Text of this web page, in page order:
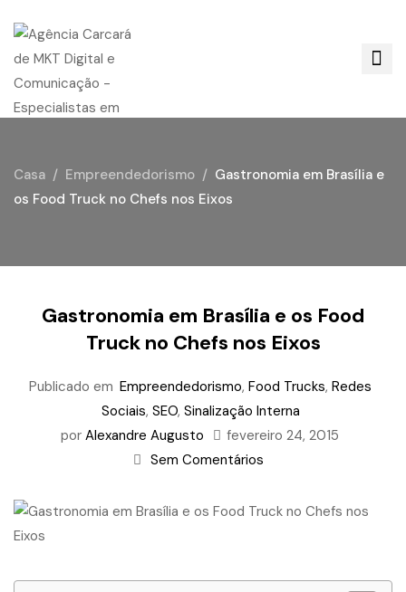
Casa Empreendedorismo
Gastronomia em Brasília e
os Food Truck no Chefs nos Eixos
Gastronomia em Brasília e os Food
Truck no Chefs nos Eixos
Publicado em Empreendedorismo, Food Trucks, Redes
Sociais, SEO, Sinalização Interna
por Alexandre Augusto
fevereiro 24, 2015
Sem Comentários